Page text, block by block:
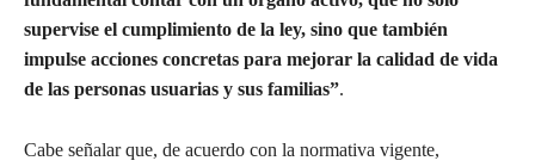
supervise el cumplimiento de la ley, sino que también
impulse acciones concretas para mejorar la calidad de vida
de las personas usuarias y sus familias”.
Cabe señalar que, de acuerdo con la normativa vigente,